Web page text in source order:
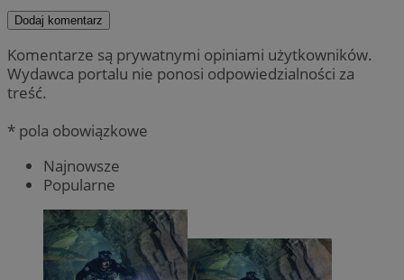
Dodaj komentarz
Komentarze są prywatnymi opiniami użytkowników.
Wydawca portalu nie ponosi odpowiedzialności za
treść.
* pola obowiązkowe
Najnowsze
Popularne